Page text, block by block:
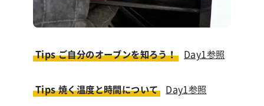
Tips ご自分のオーブンを知ろう！ Day1参照
Tips 焼く温度と時間について Day1参照